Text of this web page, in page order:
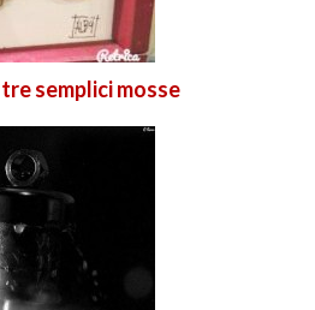
semplici mosse